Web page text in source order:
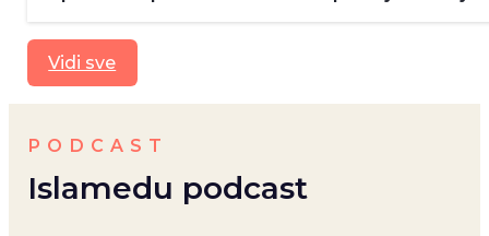
Vidi sve
PODCAST
Islamedu podcast